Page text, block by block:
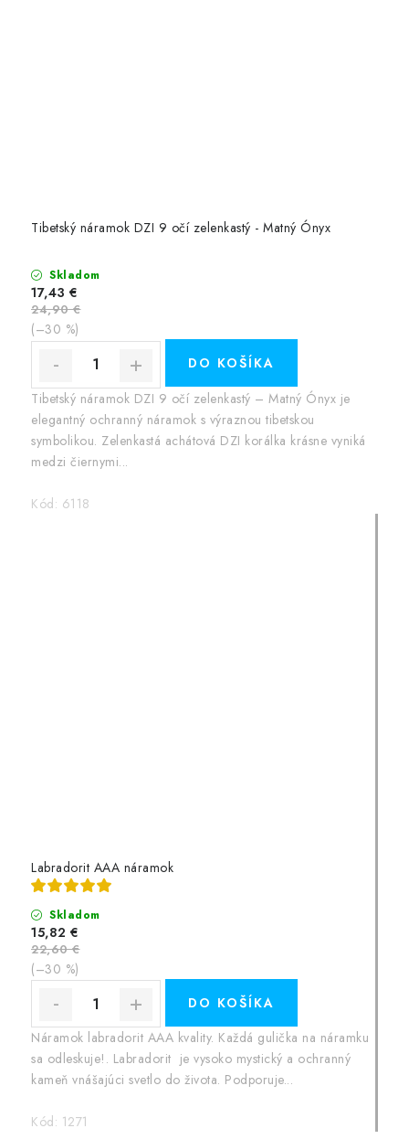
Tibetský náramok DZI 9 očí zelenkastý - Matný Ónyx
Skladom
17,43 €
24,90 €
(–30 %)
DO KOŠÍKA
Tibetský náramok DZI 9 očí zelenkastý – Matný Ónyx je
elegantný ochranný náramok s výraznou tibetskou
symbolikou. Zelenkastá achátová DZI korálka krásne vyniká
medzi čiernymi...
Kód: 6118
Labradorit AAA náramok
Skladom
15,82 €
22,60 €
(–30 %)
DO KOŠÍKA
Náramok labradorit AAA kvality. Každá gulička na náramku
sa odleskuje!. Labradorit je vysoko mystický a ochranný
kameň vnášajúci svetlo do života. Podporuje...
Kód: 1271